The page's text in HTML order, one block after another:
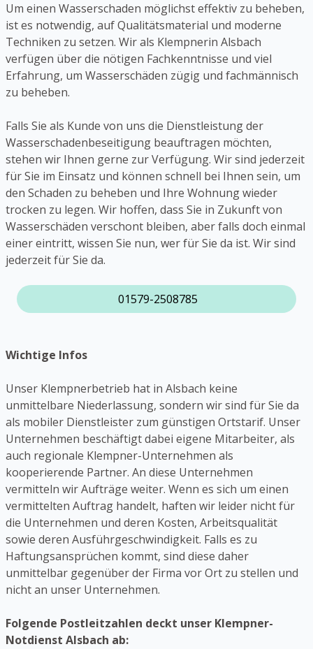
Um einen Wasserschaden möglichst effektiv zu beheben,
ist es notwendig, auf Qualitätsmaterial und moderne
Techniken zu setzen. Wir als Klempnerin Alsbach
verfügen über die nötigen Fachkenntnisse und viel
Erfahrung, um Wasserschäden zügig und fachmännisch
zu beheben.
Falls Sie als Kunde von uns die Dienstleistung der
Wasserschadenbeseitigung beauftragen möchten,
stehen wir Ihnen gerne zur Verfügung. Wir sind jederzeit
für Sie im Einsatz und können schnell bei Ihnen sein, um
den Schaden zu beheben und Ihre Wohnung wieder
trocken zu legen. Wir hoffen, dass Sie in Zukunft von
Wasserschäden verschont bleiben, aber falls doch einmal
einer eintritt, wissen Sie nun, wer für Sie da ist. Wir sind
jederzeit für Sie da.
01579-2508785
Wichtige Infos
Unser Klempnerbetrieb hat in Alsbach keine
unmittelbare Niederlassung, sondern wir sind für Sie da
als mobiler Dienstleister zum günstigen Ortstarif. Unser
Unternehmen beschäftigt dabei eigene Mitarbeiter, als
auch regionale Klempner-Unternehmen als
kooperierende Partner. An diese Unternehmen
vermitteln wir Aufträge weiter. Wenn es sich um einen
vermittelten Auftrag handelt, haften wir leider nicht für
die Unternehmen und deren Kosten, Arbeitsqualität
sowie deren Ausführgeschwindigkeit. Falls es zu
Haftungsansprüchen kommt, sind diese daher
unmittelbar gegenüber der Firma vor Ort zu stellen und
nicht an unser Unternehmen.
Folgende Postleitzahlen deckt unser Klempner-
Notdienst Alsbach ab: